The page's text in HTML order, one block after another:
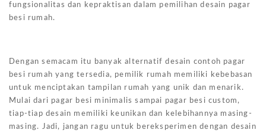
fungsionalitas dan kepraktisan dalam pemilihan desain pagar
besi rumah.
Dengan semacam itu banyak alternatif desain contoh pagar
besi rumah yang tersedia, pemilik rumah memiliki kebebasan
untuk menciptakan tampilan rumah yang unik dan menarik.
Mulai dari pagar besi minimalis sampai pagar besi custom,
tiap-tiap desain memiliki keunikan dan kelebihannya masing-
masing. Jadi, jangan ragu untuk bereksperimen dengan desain